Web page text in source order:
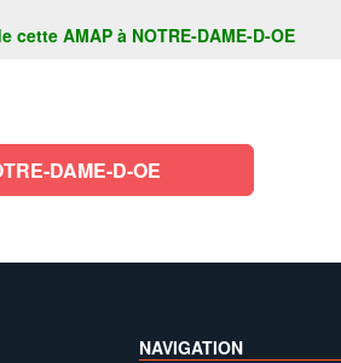
AMAP à NOTRE-DAME-D-OE
DAME-D-OE
NAVIGATION